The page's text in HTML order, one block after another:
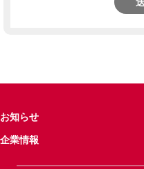
お知らせ
企業情報